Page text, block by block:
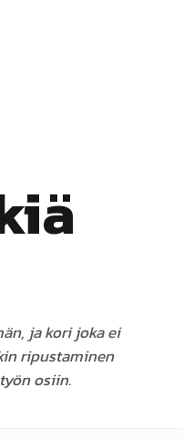
ja kori joka ei
ripustaminen
osiin.